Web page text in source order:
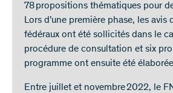
78 propositions thématiques pour
Lors d’une première phase, les avis
fédéraux ont été sollicités dans le
procédure de consultation et six
programme ont ensuite été
Entre juillet et novembre 2022, le